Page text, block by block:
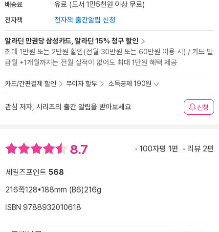
배송료 유료 (도서 1만5천원 이상 무료)
전자책 전자책 출간알림 신청
알라딘 만권당 삼성카드, 알라딘 15% 청구 할인
최대 1만원 또는 2만원 할인(전월 30만원 또는 60만원 이용 시) / 카드 발
급월 +1개월까지는 전월 실적이 없어도 최대 1만원 혜택 제공
카드/간편결제 할인 무이자 할부 소득공제 190원
관심 저자, 시리즈의 출간 알림을 받아보세요 신청
8.7 100자평 1편 리뷰 2편
세일즈포인트 568
216쪽128*188mm (B6)216g
ISBN 9788932010618